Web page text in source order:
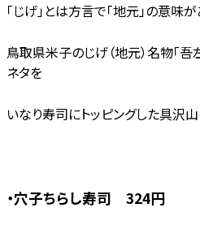
「じげ」とは方言で「地元」の意味が
鳥取県米子のじげ（地元）名物「
ネタを
いなり寿司にトッピングした具沢
・穴子ちらし寿司 324円